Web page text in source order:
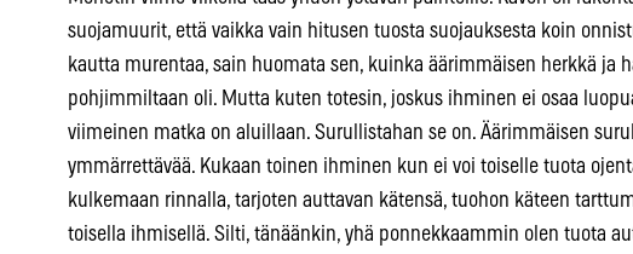
suojamuurit, että vaikka vain hitusen tuosta suojauksesta koin
kautta murentaa, sain huomata sen, kuinka äärimmäisen herkkä ja
pohjimmiltaan oli. Mutta kuten totesin, joskus ihminen ei osaa
viimeinen matka on aluillaan. Surullistahan se on. Äärimmäisen
ymmärrettävää. Kukaan toinen ihminen kun ei voi toiselle tuota
kulkemaan rinnalla, tarjoten auttavan kätensä, tuohon käteen
toisella ihmisellä. Silti, tänäänkin, yhä ponnekkaammin olen tuota